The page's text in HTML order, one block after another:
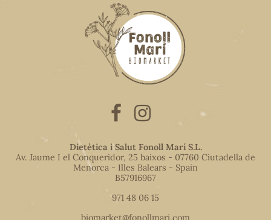
Dietètica i Salut Fonoll Marí S.L.
Av. Jaume I el Conqueridor, 25 baixos - 07760 Ciutadella de
Menorca - Illes Balears - Spain
B57916967
971 48 06 15
biomarket@fonollmari.com